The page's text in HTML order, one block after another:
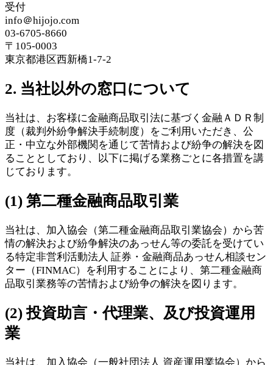
受付
info＠hijojo.com
03-6705-8660
〒105-0003
東京都港区西新橋1-7-2
2. 当社以外の窓口について
当社は、お客様に金融商品取引法に基づく金融ＡＤＲ制
度（裁判外紛争解決手続制度）をご利用いただき、公
正・中立な外部機関を通じて苦情および紛争の解決を図
ることとしており、以下に掲げる業務ごとに各措置を講
じております。
(1) 第二種金融商品取引業
当社は、加入協会（第二種金融商品取引業協会）から苦
情の解決および紛争解決のあっせん等の委託を受けてい
る特定非営利活動法人 証券・金融商品あっせん相談セン
ター（FINMAC）を利用することにより、第二種金融商
品取引業務等の苦情および紛争の解決を図ります。
(2) 投資助言・代理業、及び投資運用
業
当社は、加入協会（一般社団法人 資産運用業協会）から